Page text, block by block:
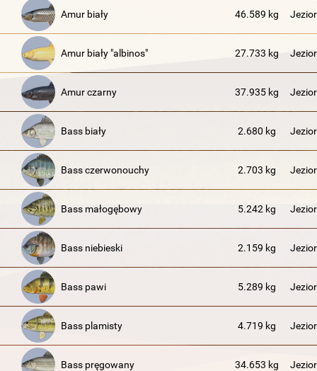
Amur biały 46.589 kg
Amur biały "albinos" 27.733 kg
Amur czarny 37.935 kg
Bass biały 2.680 kg
Bass czerwonouchy 2.703 kg
Bass małogębowy 5.242 kg
Bass niebieski 2.159 kg
Bass pawi 5.289 kg
Bass plamisty 4.719 kg
Bass pręgowany 34.653 kg